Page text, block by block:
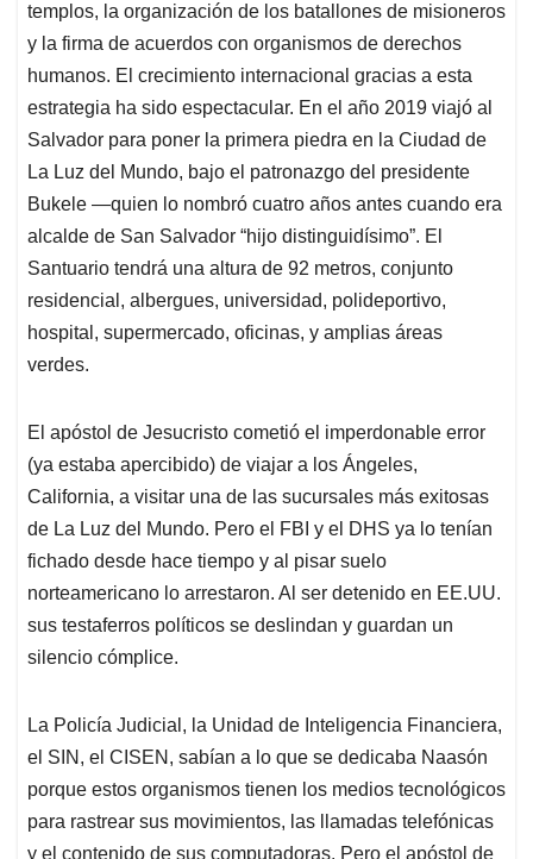
templos, la organización de los batallones de misioneros
y la firma de acuerdos con organismos de derechos
humanos. El crecimiento internacional gracias a esta
estrategia ha sido espectacular. En el año 2019 viajó al
Salvador para poner la primera piedra en la Ciudad de
La Luz del Mundo, bajo el patronazgo del presidente
Bukele —quien lo nombró cuatro años antes cuando era
alcalde de San Salvador “hijo distinguidísimo”. El
Santuario tendrá una altura de 92 metros, conjunto
residencial, albergues, universidad, polideportivo,
hospital, supermercado, oficinas, y amplias áreas
verdes.
El apóstol de Jesucristo cometió el imperdonable error
(ya estaba apercibido) de viajar a los Ángeles,
California, a visitar una de las sucursales más exitosas
de La Luz del Mundo. Pero el FBI y el DHS ya lo tenían
fichado desde hace tiempo y al pisar suelo
norteamericano lo arrestaron. Al ser detenido en EE.UU.
sus testaferros políticos se deslindan y guardan un
silencio cómplice.
La Policía Judicial, la Unidad de Inteligencia Financiera,
el SIN, el CISEN, sabían a lo que se dedicaba Naasón
porque estos organismos tienen los medios tecnológicos
para rastrear sus movimientos, las llamadas telefónicas
y el contenido de sus computadoras. Pero el apóstol de